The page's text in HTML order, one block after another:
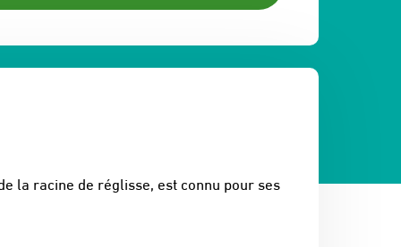
la racine de réglisse, est connu pour ses